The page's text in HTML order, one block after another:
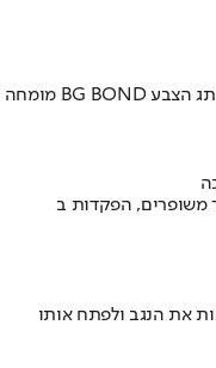
את הנגב ולפתח אותו